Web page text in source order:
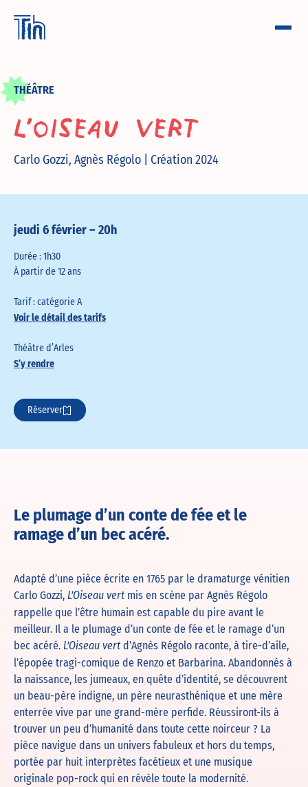
THÉÂTRE
L’Oiseau Vert
Carlo Gozzi, Agnès Régolo | Création 2024
jeudi 6 février – 20h
Durée : 1h30
À partir de 12 ans
Tarif : catégorie A
Voir le détail des tarifs
Théâtre d’Arles
S’y rendre
Réserver
Le plumage d’un conte de fée et le
ramage d’un bec acéré.
Adapté d’une pièce écrite en 1765 par le dramaturge vénitien
Carlo Gozzi,L’Oiseau vert mis en scène par Agnès Régolo
rappelle que l’être humain est capable du pire avant le
meilleur. Il a le plumage d’un conte de fée et le ramage d’un
bec acéré.L’Oiseau vertd’Agnès Régolo raconte, à tire-d’aile,
l’épopée tragi-comique de Renzo et Barbarina. Abandonnés à
la naissance, les jumeaux, en quête d’identité, se découvrent
un beau-père indigne, un père neurasthénique et une mère
enterrée vive par une grand-mère perfide. Réussiront-ils à
trouver un peu d’humanité dans toute cette noirceur ? La
pièce navigue dans un univers fabuleux et hors du temps,
portée par huit interprètes facétieux et une musique
originale pop-rock qui en révèle toute la modernité.